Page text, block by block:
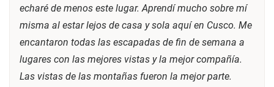
echaré de menos este lugar. Aprendí mucho sobre mí
misma al estar lejos de casa y sola aquí en Cusco. Me
encantaron todas las escapadas de fin de semana a
lugares con las mejores vistas y la mejor compañía.
Las vistas de las montañas fueron la mejor parte.